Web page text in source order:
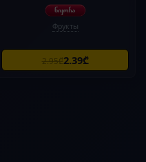
Фрукты
2.95₾2.39₾